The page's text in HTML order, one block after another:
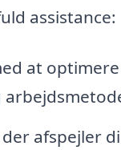
assistance:
at optimere
afspejler